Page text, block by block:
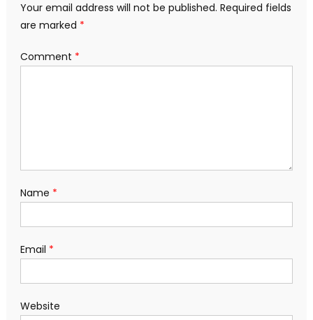
Your email address will not be published. Required fields
are marked *
Comment *
Name *
Email *
Website